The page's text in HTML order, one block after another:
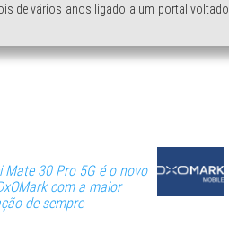
de vários anos ligado a um portal voltado
Mate 30 Pro 5G é o novo
com a maior
de sempre